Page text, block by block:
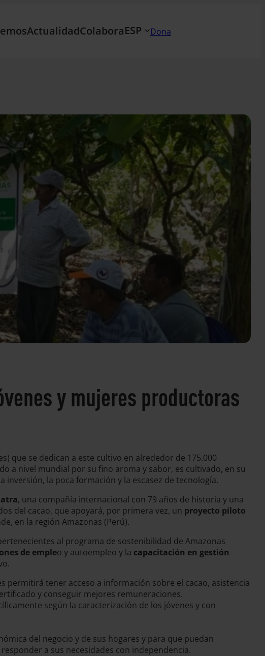
ActualidadColaboraESP Dona
y mujeres productoras
que se dedican a este cultivo en alrededor de 175.000
a nivel mundial por su fino aroma y sabor, es cultivado, en su
inversión, la poca formación y la escasez de tecnología.
, una compañía internacional con 79 años de historia y una
del cacao, que apoyará, por primera vez, un proyecto piloto
en la región Amazonas (Perú).
al programa de sostenibilidad de Amazonas
de empleo y autoempleo y la capacitación en gestión
permitirá tener acceso a información sobre el cacao, asistencia
y conseguir mejores remuneraciones.
según la caracterización de los jóvenes y con
del negocio y de sus hogares y para que puedan
a sus necesidades con independencia.